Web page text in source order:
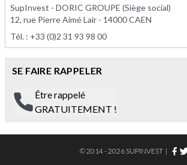
SupInvest - DORIC GROUPE (Siège social)
12, rue Pierre Aimé Lair - 14000 CAEN
Tél. : +33 (0)2 31 93 98 00
SE FAIRE RAPPELER
Être rappelé
GRATUITEMENT !
© 2014 - 2026 SUPINVEST |